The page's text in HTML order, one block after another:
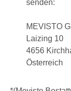
senden:
MEVISTO
Laizing 10
4656
Österreich